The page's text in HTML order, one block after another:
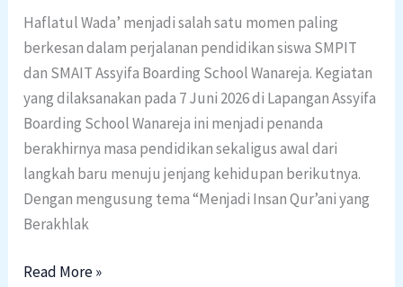
Haflatul Wada’ menjadi salah satu momen paling
berkesan dalam perjalanan pendidikan siswa SMPIT
dan SMAIT Assyifa Boarding School Wanareja. Kegiatan
yang dilaksanakan pada 7 Juni 2026 di Lapangan Assyifa
Boarding School Wanareja ini menjadi penanda
berakhirnya masa pendidikan sekaligus awal dari
langkah baru menuju jenjang kehidupan berikutnya.
Dengan mengusung tema “Menjadi Insan Qur’ani yang
Berakhlak
Depan
Read More »